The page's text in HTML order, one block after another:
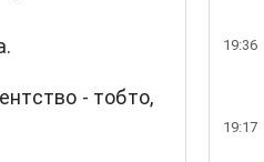
- тобто,
19:36
19:17